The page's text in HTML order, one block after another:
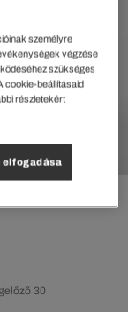
30
személyre
végzése
szükséges
cookie-beállításaid
részletekért
elfogadása